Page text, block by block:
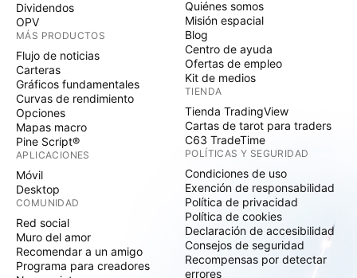
Dividendos
OPV
MÁS PRODUCTOS
Flujo de noticias
Carteras
Gráficos fundamentales
Curvas de rendimiento
Opciones
Mapas macro
Pine Script®
APLICACIONES
Móvil
Desktop
COMUNIDAD
Red social
Muro del amor
Recomendar a un amigo
Programa para creadores
Quiénes somos
Misión espacial
Blog
Centro de ayuda
Ofertas de empleo
Kit de medios
TIENDA
Tienda TradingView
Cartas de tarot para traders
C63 TradeTime
POLÍTICAS Y SEGURIDAD
Condiciones de uso
Exención de responsabilidad
Política de privacidad
Política de cookies
Declaración de accesibilidad
Consejos de seguridad
Recompensas por detectar
errores